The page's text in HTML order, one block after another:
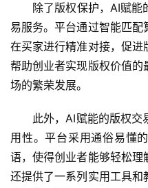
除了版权保护，AI赋
易服务。平台通过智能匹
在买家进行精准对接，促
帮助创业者实现版权价值
场的繁荣发展。
此外，AI赋能的版权
用性。平台采用通俗易懂
语，使得创业者能够轻松
还提供了一系列实用工具和